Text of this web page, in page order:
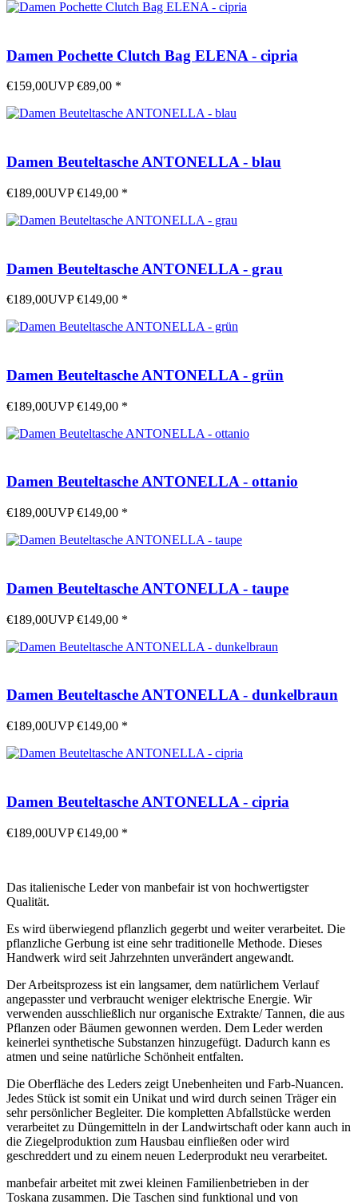
Damen Pochette Clutch Bag ELENA - cipria
€159,00UVP€89,00 *
Damen Beuteltasche ANTONELLA - blau
€189,00UVP€149,00 *
Damen Beuteltasche ANTONELLA - grau
€189,00UVP€149,00 *
Damen Beuteltasche ANTONELLA - grün
€189,00UVP€149,00 *
Damen Beuteltasche ANTONELLA - ottanio
€189,00UVP€149,00 *
Damen Beuteltasche ANTONELLA - taupe
€189,00UVP€149,00 *
Damen Beuteltasche ANTONELLA - dunkelbraun
€189,00UVP€149,00 *
Damen Beuteltasche ANTONELLA - cipria
€189,00UVP€149,00 *
Das italienische Leder von manbefair ist von hochwertigster
Qualität.
Es wird überwiegend pflanzlich gegerbt und weiter verarbeitet. Die
pflanzliche Gerbung ist eine sehr traditionelle Methode. Dieses
Handwerk wird seit Jahrzehnten unverändert angewandt.
Der Arbeitsprozess ist ein langsamer, dem natürlichem Verlauf
angepasster und verbraucht weniger elektrische Energie. Wir
verwenden ausschließlich nur organische Extrakte/ Tannen, die aus
Pflanzen oder Bäumen gewonnen werden. Dem Leder werden
keinerlei synthetische Substanzen hinzugefügt. Dadurch kann es
atmen und seine natürliche Schönheit entfalten.
Die Oberfläche des Leders zeigt Unebenheiten und Farb-Nuancen.
Jedes Stück ist somit ein Unikat und wird durch seinen Träger ein
sehr persönlicher Begleiter. Die kompletten Abfallstücke werden
verarbeitet zu Düngemitteln in der Landwirtschaft oder kann auch in
die Ziegelproduktion zum Hausbau einfließen oder wird
geschreddert und zu einem neuen Lederprodukt neu verarbeitet.
manbefair arbeitet mit zwei kleinen Familienbetrieben in der
Toskana zusammen. Die Taschen sind funktional und von